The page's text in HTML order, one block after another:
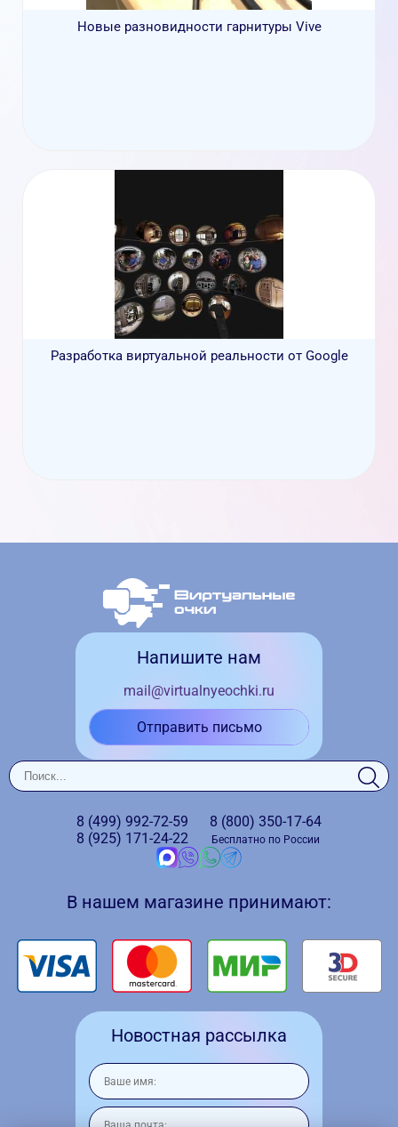
Новые разновидности гарнитуры Vive
Разработка виртуальной реальности от Google
Напишите нам
mail@virtualnyeochki.ru
Отправить письмо
8 (499) 992-72-59
8 (925) 171-24-22
8 (800) 350-17-64
Бесплатно по России
В нашем магазине принимают:
Новостная рассылка